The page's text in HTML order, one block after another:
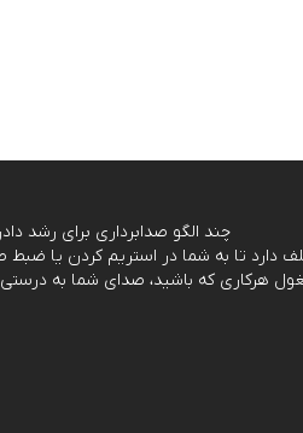
چند الگو صدابرداری برای رشد